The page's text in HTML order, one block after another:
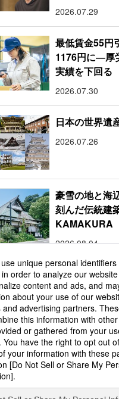
2026.07.29
最低賃金55円
1176円に―厚
実績を下回る
2026.07.30
日本の世界遺
2026.07.26
豪雪の地と海
刻んだ伝統建
KAMAKURA
2026.08.04
もっと見る
ーワード
ース